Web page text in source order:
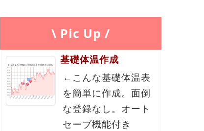
\ Pic Up /
基礎体温作成
←こんな基礎体温表
を簡単に作成。面倒
な登録なし。オート
セーブ機能付き